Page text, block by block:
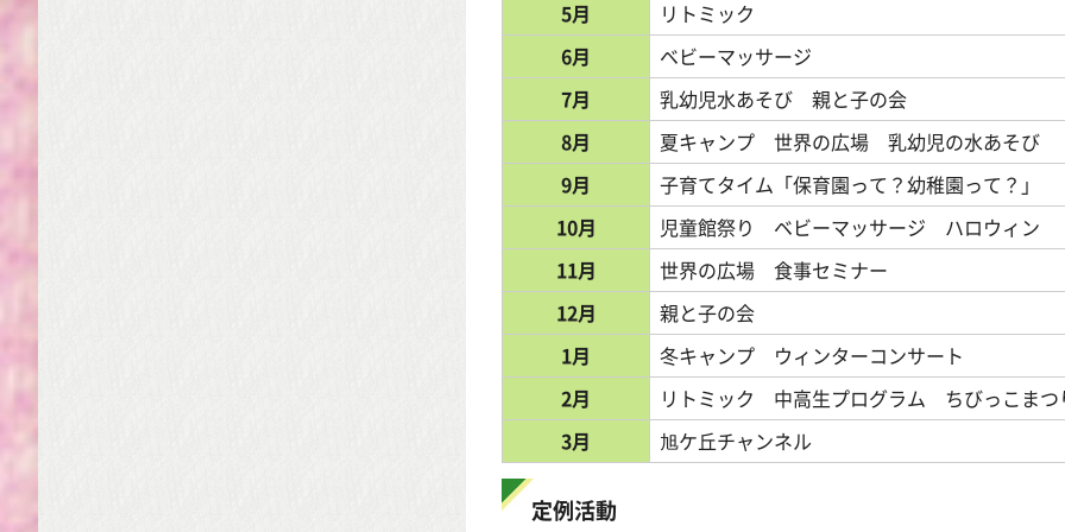
5月
リトミック
6月
ベビーマッサージ
7月
乳幼児水あそび 親と子の会
8月
夏キャンプ 世界の広場 乳幼児の水あそび
9月
子育てタイム「保育園って？幼稚園って？」
10月
児童館祭り ベビーマッサージ ハロウィン
11月
世界の広場 食事セミナー
12月
親と子の会
1月
冬キャンプ ウィンターコンサート
2月
リトミック 中高生プログラム ちびっこまつ
3月
旭ケ丘チャンネル
定例活動